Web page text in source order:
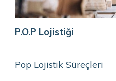
P.O.P Lojistiği
Pop Lojistik Süreçleri